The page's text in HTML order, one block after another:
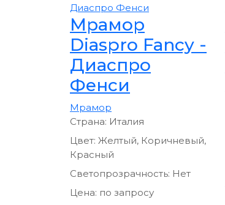
Мрамор
Diaspro Fancy -
Диаспро
Фенси
Мрамор
Страна: Италия
Цвет: Желтый, Коричневый,
Красный
Светопрозрачность: Нет
Цена: по запросу